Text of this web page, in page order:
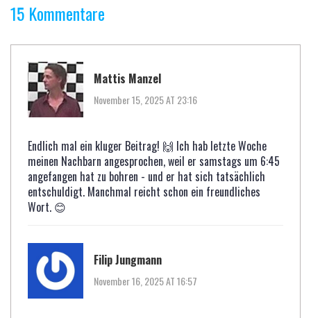
15 Kommentare
Mattis Manzel
November 15, 2025 AT 23:16
Endlich mal ein kluger Beitrag! 🙌 Ich hab letzte Woche
meinen Nachbarn angesprochen, weil er samstags um 6:45
angefangen hat zu bohren - und er hat sich tatsächlich
entschuldigt. Manchmal reicht schon ein freundliches
Wort. 😊
Filip Jungmann
November 16, 2025 AT 16:57